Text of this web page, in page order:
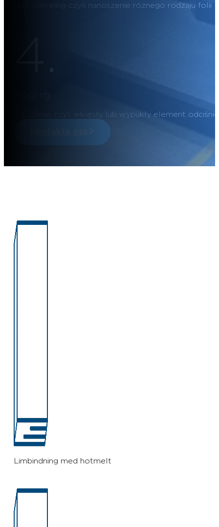
Hot stamping czyli nanoszenie różnego rodzaju folii
Tłoczenie czyli wklęsły lub wypukły element
Limbindning med hotmelt